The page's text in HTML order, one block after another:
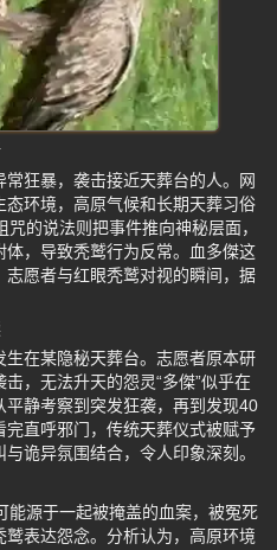
狂暴，袭击接近天葬台的人。网
环境，高原气候和长期天葬习俗
的说法则把事件推向神秘层面，
，导致秃鹫行为反常。血多傑这
愿者与红眼秃鹫对视的瞬间，据
在某隐秘天葬台。志愿者原本研
，无法升天的怨灵“多傑”似乎在
静考察到突发狂袭，再到发现40
直呼邪门，传统天葬仪式被赋予
诡异氛围结合，令人印象深刻。
能源于一起被掩盖的血案，被冤死
表达怨念。分析认为，高原环境